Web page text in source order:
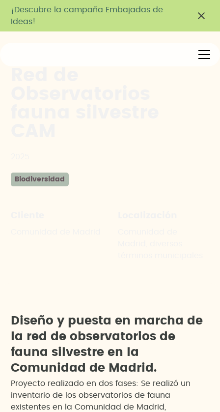
¡Descubre la campaña Embajadas de
Ideas!
Biodiversidad
Diseño y puesta en marc ha de
la red de observatorios de
fauna si lvestre en la
Comunidad de Madrid.
Proyecto realizado en dos fases: Se realizó un
inventario de los observatorios de fauna
existentes en la Comunidad de Madrid,